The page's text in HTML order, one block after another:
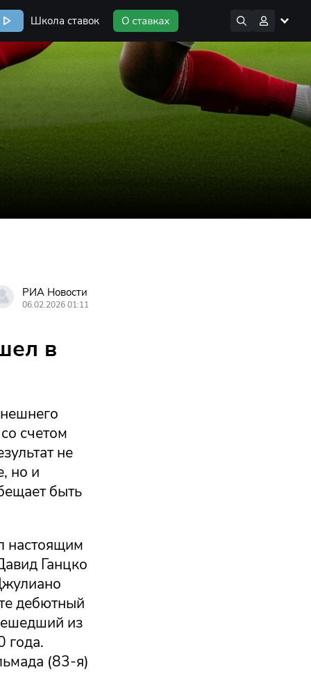
Школа ставок
РИА Новости
06.02.2026 01:11
в
счетом
не
но и
быть
настоящим
Ганцко
дебютный
из
года.
(83-я)